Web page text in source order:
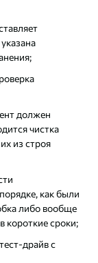
должен
чистка
из строя
как были
либо вообще
короткие сроки;
драйв с